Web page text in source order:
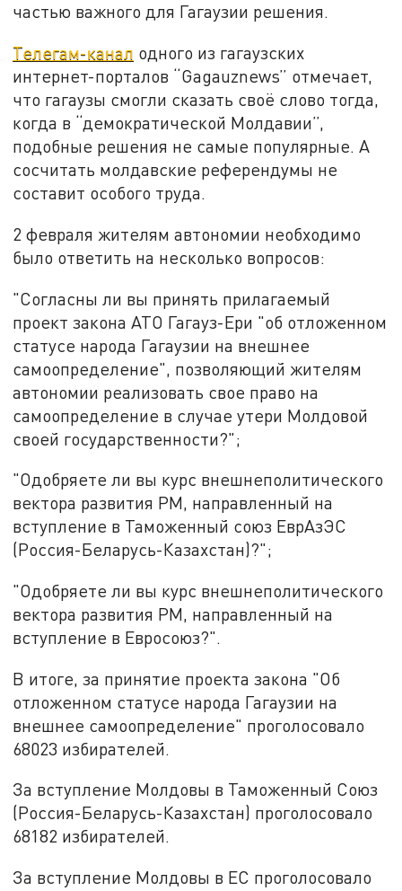
частью важного для Гагаузии решения.
Телегам-канал одного из гагаузских
интернет-порталов “Gagauznews” отмечает,
что гагаузы смогли сказать своё слово тогда,
когда в “демократической Молдавии”,
подобные решения не самые популярные. А
сосчитать молдавские референдумы не
составит особого труда.
2 февраля жителям автономии необходимо
было ответить на несколько вопросов:
"Согласны ли вы принять прилагаемый
проект закона АТО Гагауз-Ери "об отложенном
статусе народа Гагаузии на внешнее
самоопределение", позволяющий жителям
автономии реализовать свое право на
самоопределение в случае утери Молдовой
своей государственности?";
"Одобряете ли вы курс внешнеполитического
вектора развития РМ, направленный на
вступление в Таможенный союз ЕврАзЭС
(Россия-Беларусь-Казахстан)?";
"Одобряете ли вы курс внешнеполитического
вектора развития РМ, направленный на
вступление в Евросоюз?".
В итоге, за принятие проекта закона "Об
отложенном статусе народа Гагаузии на
внешнее самоопределение" проголосовало
68023 избирателей.
За вступление Молдовы в Таможенный Союз
(Россия-Беларусь-Казахстан) проголосовало
68182 избирателей.
За вступление Молдовы в ЕС проголосовало